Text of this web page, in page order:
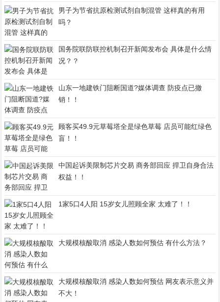
男子为节省抗原检测试剂自制混管 这样真的有用
吗？
国务院联防联控机制召开新闻发布会 具体是什么情
况？？
山东一地建铁门阻断国道?媒体调查 防疫点已撤
销！！
顾客买49.9元草莓塔全是绿色草莓 店员可能红绿色
盲！！
中国起诉美限制芯片交易 商务部回应 捍卫自身合法
权益！！
1家5口4人阳 15岁女儿照顾全家 太难了！！
大规模核酸取消 感染人数如何预估 有什么方法？
大规模核酸取消 感染人数如何预估 网友表示意义并
不大！